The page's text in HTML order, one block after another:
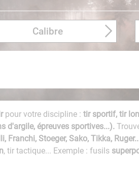
Calibre
pour votre discipline : tir sportif, tir
d'argile, épreuves sportives...).
Franchi, Stoeger, Sako, Tikka,
, tir tactique... Exemple : fusils